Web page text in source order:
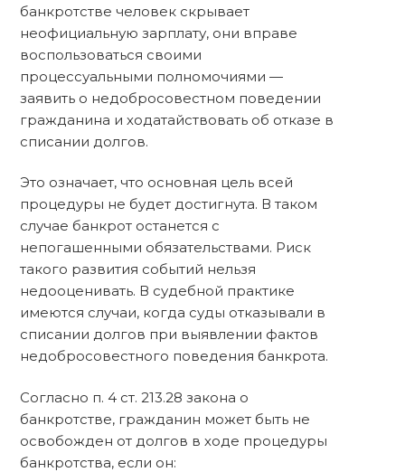
банкротстве человек скрывает
неофициальную зарплату, они вправе
воспользоваться своими
процессуальными полномочиями —
заявить о недобросовестном поведении
гражданина и ходатайствовать об отказе в
списании долгов.
Это означает, что основная цель всей
процедуры не будет достигнута. В таком
случае банкрот останется с
непогашенными обязательствами. Риск
такого развития событий нельзя
недооценивать. В судебной практике
имеются случаи, когда суды отказывали в
списании долгов при выявлении фактов
недобросовестного поведения банкрота.
Согласно п. 4 ст. 213.28 закона о
банкротстве, гражданин может быть не
освобожден от долгов в ходе процедуры
банкротства, если он: